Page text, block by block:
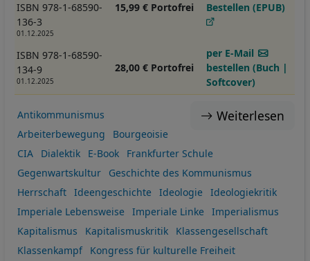
ISBN 978-1-68590-
136-3
01.12.2025
15,99 € Portofrei Bestellen (EPUB)
ISBN 978-1-68590-
134-9
01.12.2025
28,00 € Portofrei
per E-Mail
bestellen (Buch |
Softcover)
Weiterlesen
Antikommunismus
Arbeiterbewegung
Bourgeoisie
CIA
Dialektik E-Book
Frankfurter Schule
Gegenwartskultur
Geschichte des Kommunismus
Herrschaft
Ideengeschichte Ideologie
Ideologiekritik
Imperiale Lebensweise
Imperiale Linke
Imperialismus
Kapitalismus
Kapitalismuskritik
Klassengesellschaft
Klassenkampf
Kongress für kulturelle Freiheit